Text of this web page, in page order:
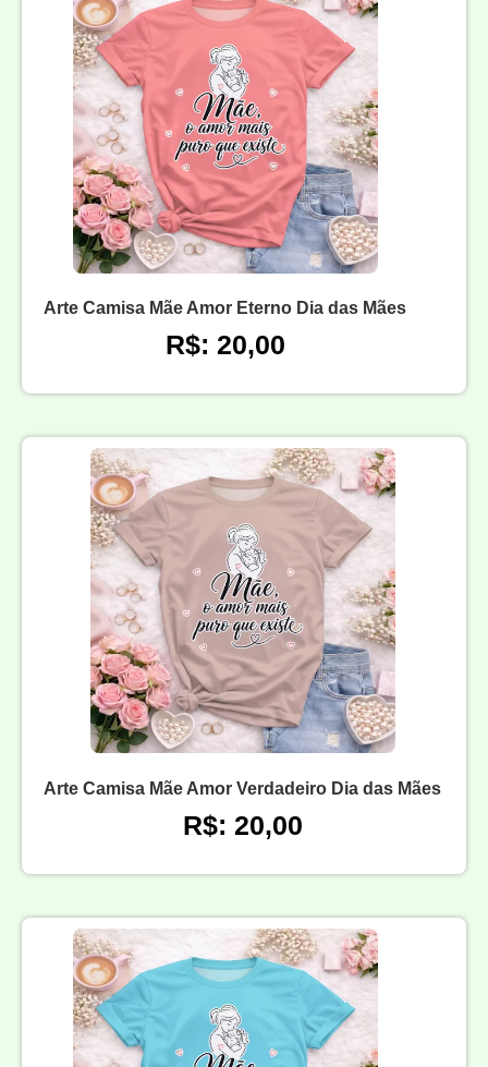
Arte Camisa Mãe Amor Eterno Dia das Mães
R$: 20,00
Arte Camisa Mãe Amor Verdadeiro Dia das Mães
R$: 20,00